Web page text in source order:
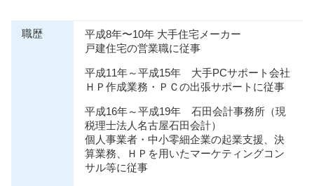
職歴
平成8年〜10年 大手住宅メーカー
戸建住宅の営業職に従事
平成11年～平成15年 大手PCサポート会社
ＨＰ作成業務・ＰＣの出張サポートに従事
平成16年～平成19年 石田会計事務所（現
税理士法人名古屋石田会計）
個人事業者・中小零細企業の起業支援、決
算業務、ＨＰを用いたマーケティングコン
サル等に従事